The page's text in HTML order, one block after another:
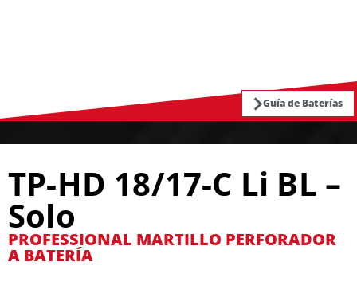
Guía de Baterías
TP-HD 18/17-C Li BL –
Solo
PROFESSIONAL MARTILLO PERFORADOR
A BATERÍA